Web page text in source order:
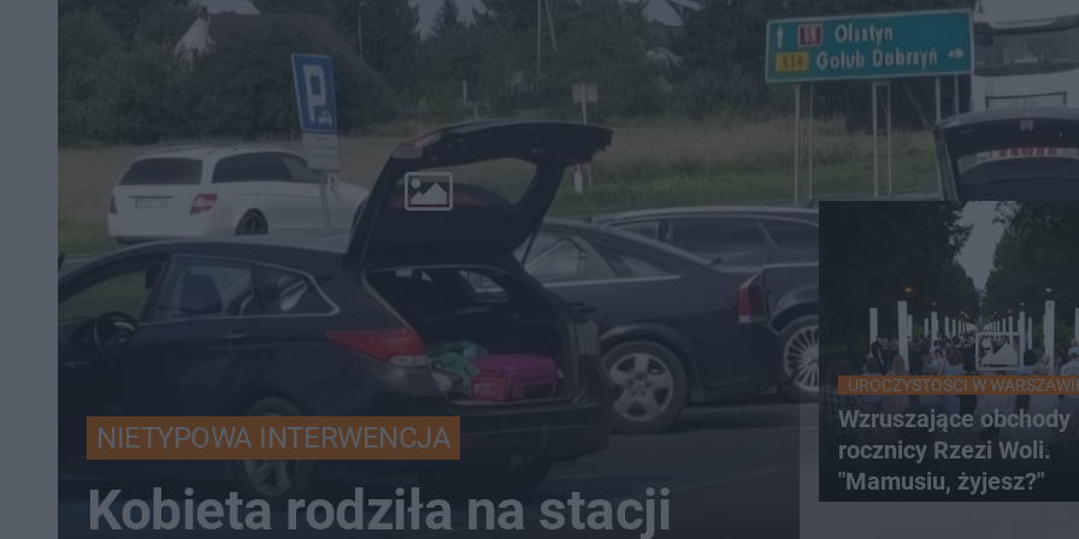
NIETYPOWA INTERWENCJA
Kobieta rodziła na stacji
UROCZYSTOŚCI W
Wzruszające obchody
rocznicy Rzezi Woli.
"Mamusiu, żyjesz?"